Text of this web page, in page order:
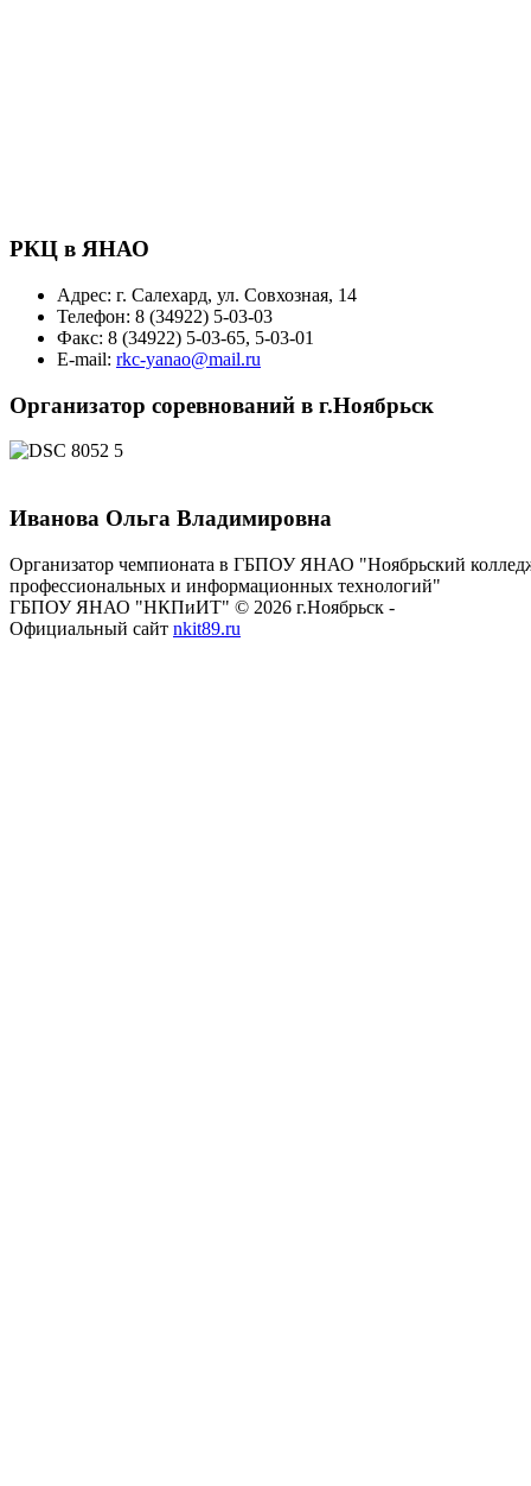
РКЦ в ЯНАО
Адрес: г. Салехард, ул. Совхозная, 14
Телефон: 8 (34922) 5-03-03
Факс: 8 (34922) 5-03-65, 5-03-01
E-mail: rkc-yanao@mail.ru
Организатор соревнований в г.Ноябрьск
Иванова Ольга Владимировна
Организатор чемпионата в ГБПОУ ЯНАО "Ноябрьский
профессиональных и информационных технологий"
ГБПОУ ЯНАО "НКПиИТ" © 2026 г.Ноябрьск -
Официальный сайт nkit89.ru